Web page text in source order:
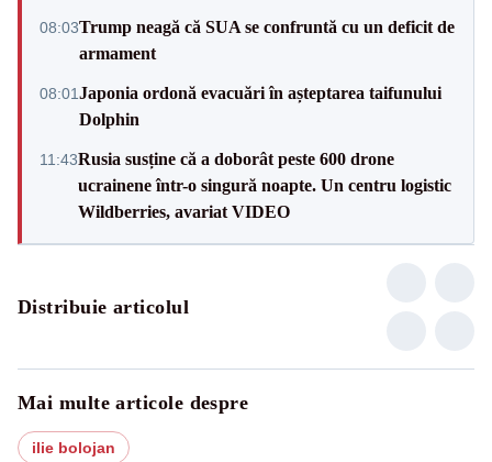
08:03Trump neagă că SUA se confruntă cu un deficit de
armament
08:01Japonia ordonă evacuări în așteptarea taifunului
Dolphin
11:43Rusia susține că a doborât peste 600 drone
ucrainene într-o singură noapte. Un centru logistic
Wildberries, avariat VIDEO
Distribuie articolul
Mai multe articole despre
ilie bolojan